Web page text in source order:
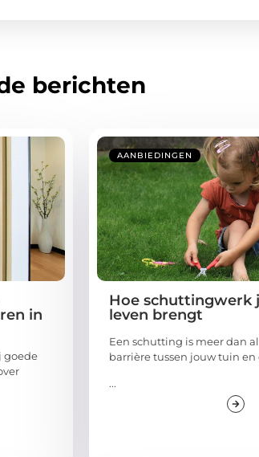
berichten
in
goede
AANBIEDINGEN
Hoe schuttingwerk
leven brengt
Een schutting is meer dan
barrière tussen jouw tuin
...